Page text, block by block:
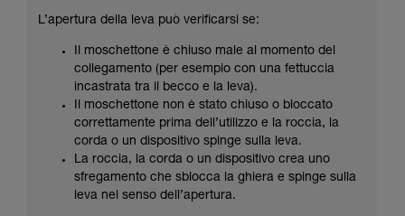
L’apertura della leva può verificarsi se:
Il moschettone è chiuso male al momento del
collegamento (per esempio con una fettuccia
incastrata tra il becco e la leva).
Il moschettone non è stato chiuso o bloccato
correttamente prima dell’utilizzo e la roccia, la
corda o un dispositivo spinge sulla leva.
La roccia, la corda o un dispositivo crea uno
sfregamento che sblocca la ghiera e spinge sulla
leva nel senso dell’apertura.